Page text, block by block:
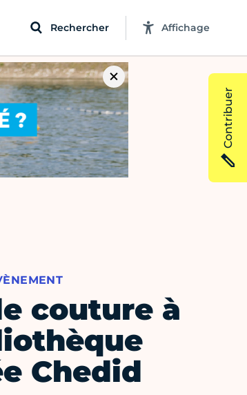
Rechercher Affichage
couture à
Chedid
Contribuer